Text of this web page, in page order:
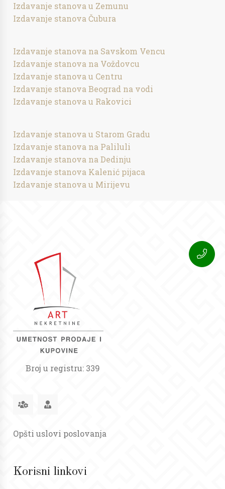
Izdavanje stanova u Zemunu
Izdavanje stanova Čubura
Izdavanje stanova na Savskom Vencu
Izdavanje stanova na Voždovcu
Izdavanje stanova u Centru
Izdavanje stanova Beograd na vodi
Izdavanje stanova u Rakovici
Izdavanje stanova u Starom Gradu
Izdavanje stanova na Paliluli
Izdavanje stanova na Dedinju
Izdavanje stanova Kalenić pijaca
Izdavanje stanova u Mirijevu
Broj u registru: 339
Opšti uslovi poslovanja
Korisni linkovi